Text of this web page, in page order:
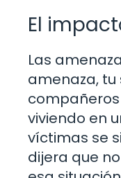
El
Las
amenaza,
viviendo en
víctimas se
dijera que